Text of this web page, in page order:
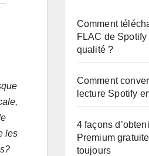
les
Comment
FLAC de
qualité ?
Comment
lecture Spotify
4 façons
Premium
toujours